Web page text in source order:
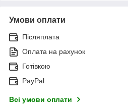
Умови оплати
Післяплата
Оплата на рахунок
Готівкою
PayPal
Всі умови оплати